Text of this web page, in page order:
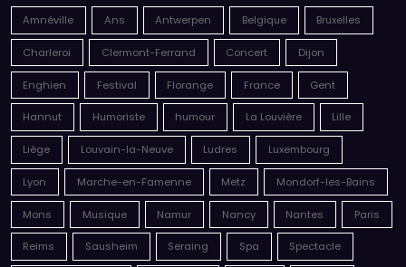
Malik Bentalha, Nouveau Monde
par Sonia
4 août 2026
Orelsan, Tour 2026
par Sonia
4 août 2026
Amnéville Ans Antwerpen Belgique Bruxelles
Charleroi Clermont-Ferrand Concert Dijon
Enghien Festival Florange France Gent